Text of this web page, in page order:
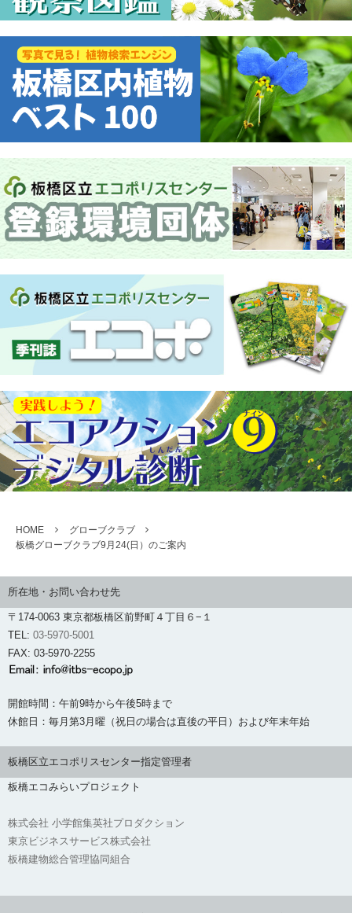
HOME
グローブクラブ
板橋グローブクラブ9月24(日）のご案内
所在地・お問い合わせ先
〒174-0063 東京都板橋区前野町４丁目６−１
TEL: 03-5970-5001
FAX: 03-5970-2255
開館時間：午前9時から午後5時まで
休館日：毎月第3月曜（祝日の場合は直後の平日）および年末年始
板橋区立エコポリスセンター指定管理者
板橋エコみらいプロジェクト
株式会社 小学館集英社プロダクション
東京ビジネスサービス株式会社
板橋建物総合管理協同組合